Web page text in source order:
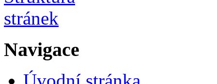
Navigace